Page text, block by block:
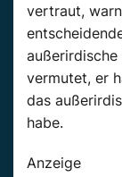
vertraut,
vermutet, er
das
habe.
Anzeige